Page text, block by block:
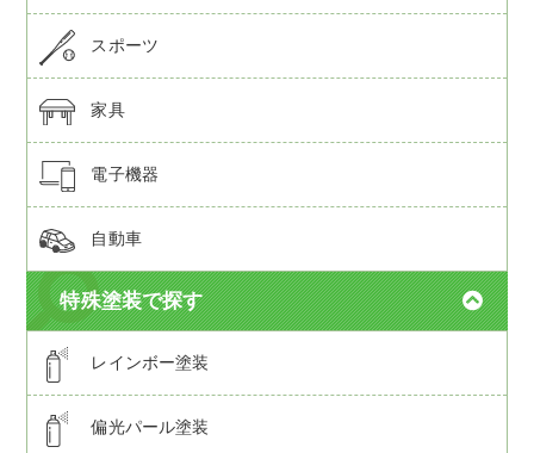
スポーツ
家具
電子機器
自動車
特殊塗装で探す
レインボー塗装
偏光パール塗装